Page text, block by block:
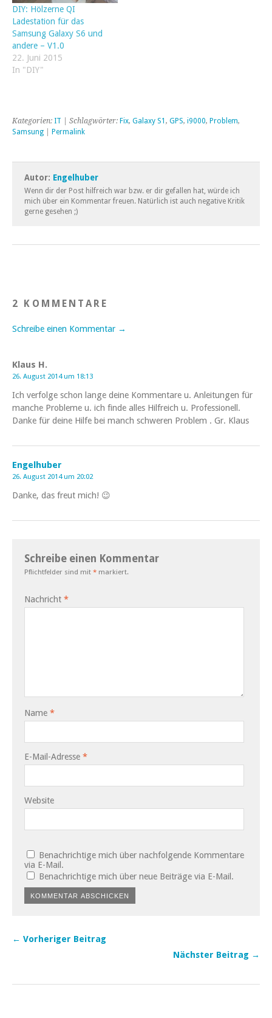
DIY: Hölzerne QI
Ladestation für das
Samsung Galaxy S6 und
andere – V1.0
22. Juni 2015
In "DIY"
Kategorien: IT | Schlagwörter: Fix, Galaxy S1 , GPS, i9000, Problem,
Samsung
Permalink
Autor: Engelhuber
Wenn dir der Post hilfreich war bzw. er dir gefallen hat, würde ich
mich über ein Kommentar freuen. Natürlich ist auch negative Kritik
gerne gesehen ;)
2 KOMMENTARE
Schreibe einen Kommentar →
Klaus H.
26. August 2014 um 18:13
Ich verfolge schon lange deine Kommentare u. Anleitungen für
manche Probleme u. ich finde alles Hilfreich u. Professionell.
Danke für deine Hilfe bei manch schweren Problem . Gr. Klaus
Engelhuber
26. August 2014 um 20:02
Danke, das freut mich! 😉
Schreibe einen Kommentar
Pflichtfelder sind mit * markiert.
Nachricht *
Name *
E-Mail-Adresse *
Website
Benachrichtige mich über nachfolgende Kommentare
via E-Mail.
Benachrichtige mich über neue Beiträge via E-Mail.
← Vorheriger Beitrag
Nächster Beitrag →